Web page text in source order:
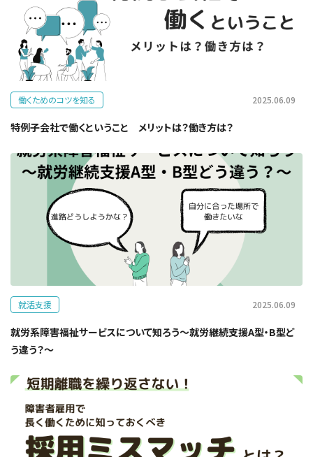
働くためのコツを知る 2025.06.09
特例子会社で働くということ メリットは？働き方は？
就活支援 2025.06.09
就労系障害福祉サービスについて知ろう～就労継続支援A型・B型ど
う違う？～